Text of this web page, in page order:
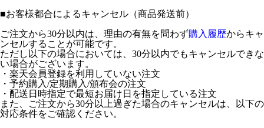
■お客様都合によるキャンセル（商品発送前）
ご注文から30分以内は、理由の有無を問わず購入履歴からキャ
ンセルすることが可能です。
ただし以下の場合においては、30分以内でもキャンセルできな
い場合がございます。
・楽天会員登録を利用していない注文
・予約購入/定期購入/頒布会の注文
・配送日時指定で最短お届け日を指定している注文
また、ご注文から30分以上過ぎた場合のキャンセルは、以下の
対応条件をご確認ください。